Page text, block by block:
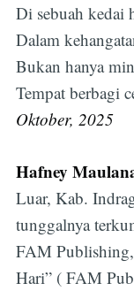
Di sebuah kedai
Dalam
Bukan hanya
Tempat berbagi
Oktober, 2025
Hafney
Luar, Kab.
tunggalnya
FAM
Hari” ( FAM